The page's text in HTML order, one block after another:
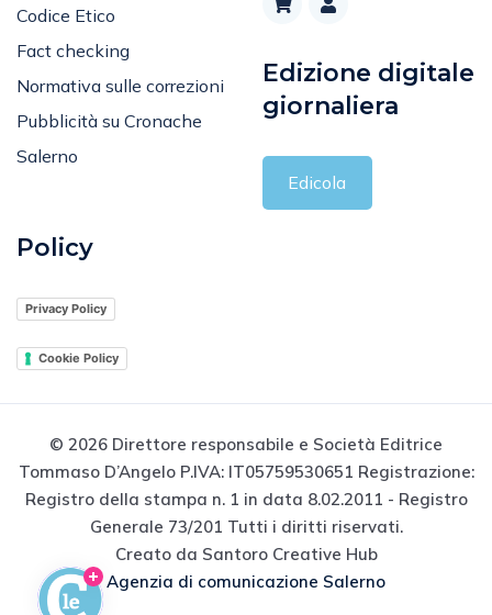
Codice Etico
Fact checking
Normativa sulle correzioni
Pubblicità su Cronache
Salerno
Edizione digitale
giornaliera
Edicola
Policy
Privacy Policy
Cookie Policy
© 2026 Direttore responsabile e Società Editrice
Tommaso D’Angelo P.IVA: IT05759530651 Registrazione:
Registro della stampa n. 1 in data 8.02.2011 - Registro
Generale 73/201 Tutti i diritti riservati.
Creato da Santoro Creative Hub
Agenzia di comunicazione Salerno